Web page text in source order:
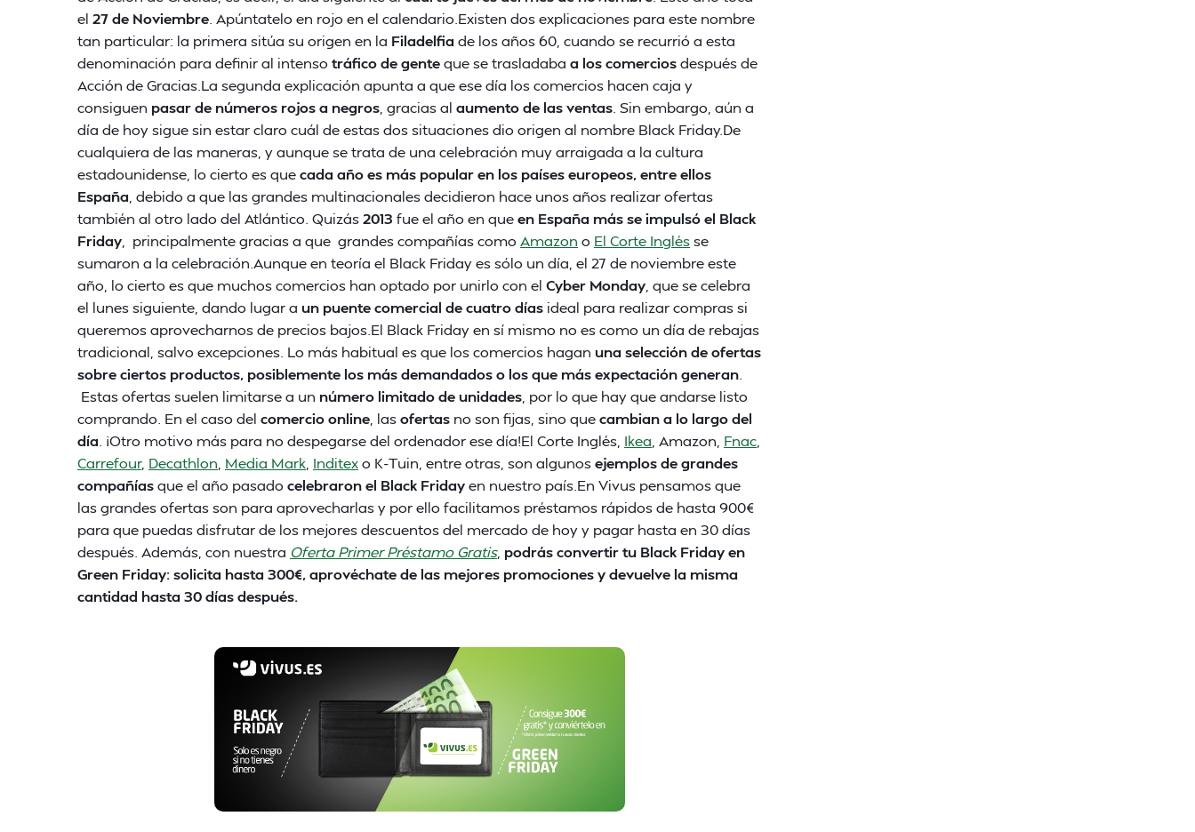
el 27 de Noviembre . Apúntatelo en rojo en el calendario.Existen dos explicaciones para este nombre
tan particular: la primera sitúa su origen en la Filadelfia de los años 60, cuando se recurrió a esta
denominación para definir al intenso tráfico de genteque se trasladaba a los comerciosdespués de
Acción de Gracias.La segunda explicación apunta a que ese día los comercios hacen caja y
consiguen pasar de números rojos a negros , gracias al aumento de las ventas . Sin embargo, aún a
día de hoy sigue sin estar claro cuál de estas dos situaciones dio origen al nombre Black Friday.De
cualquiera de las maneras, y aunque se trata de una celebración muy arraigada a la cultura
estadounidense, lo cierto es quecada año es más popular en los países europeos, entre ellos
España , debido a que las grandes multinacionales decidieron hace unos años realizar ofertas
también al otro lado del Atlántico. Quizás2013 fue el año en queen España más se impulsó el Black
Friday , principalmente gracias a que grandes compañías como Amazon o El Corte Inglésse
sumaron a la celebración.Aunque en teoría el Black Friday es sólo un día, el 27 de noviembre este
año, lo cierto es que muchos comercios han optado por unirlo con el Cyber Monday , que se celebra
el lunes siguiente, dando lugar a un puente comercial de cuatro días ideal para realizar compras si
queremos aprovecharnos de precios bajos.El Black Friday en sí mismo no es como un día de rebajas
tradicional, salvo excepciones. Lo más habitual es que los comercios hagan una selección de ofertas
sobre ciertos productos, posiblemente los más demandados o los que más expectación generan
Estas ofertas suelen limitarse a un número limitado de unidades , por lo que hay que andarse listo
comprando. En el caso del comercio online , lasofertas no son fijas, sino quecambian a lo largo del
día . ¡Otro motivo más para no despegarse del ordenador ese día!El Corte Inglés, Ikea , Amazon, Fnac
Carrefour, Decathlon Media Mark Inditexo K-Tuin, entre otras, son algunosejemplos de grandes
compañíasque el año pasado celebraron el Black Fridayen nuestro país.En Vivus pensamos que
las grandes ofertas son para aprovecharlas y por ello facilitamos préstamos rápidos de hasta 900€
para que puedas disfrutar de los mejores descuentos del mercado de hoy y pagar hasta en 30 días
después. Además, con nuestra Oferta Primer Préstamo Gratis, podrás convertir tu Black Friday en
Green Friday: solicita hasta 300€, aprovéchate de las mejores promociones y devuelve la misma
cantidad hasta 30 días después.